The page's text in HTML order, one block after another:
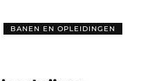
BANEN EN OPLEIDINGEN